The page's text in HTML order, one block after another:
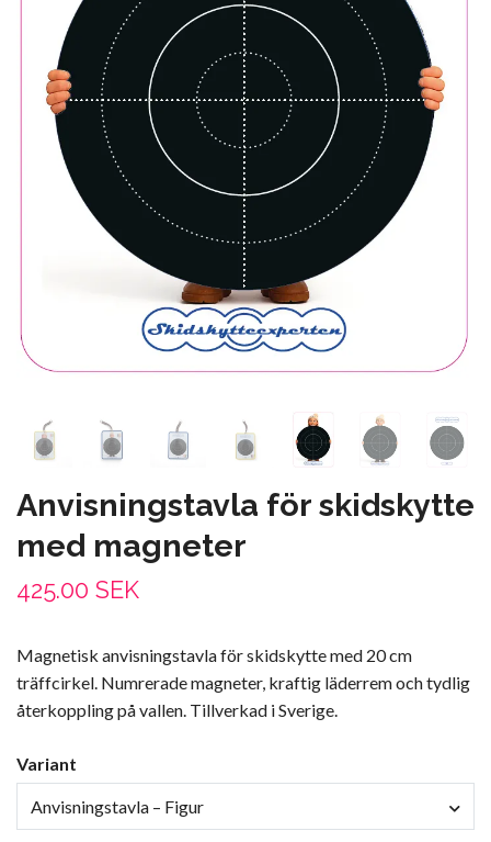
Anvisningstavla för skidskytte
med magneter
425.00 SEK
Magnetisk anvisningstavla för skidskytte med 20 cm
träffcirkel. Numrerade magneter, kraftig läderrem och tydlig
återkoppling på vallen. Tillverkad i Sverige.
Variant
Anvisningstavla – Figur